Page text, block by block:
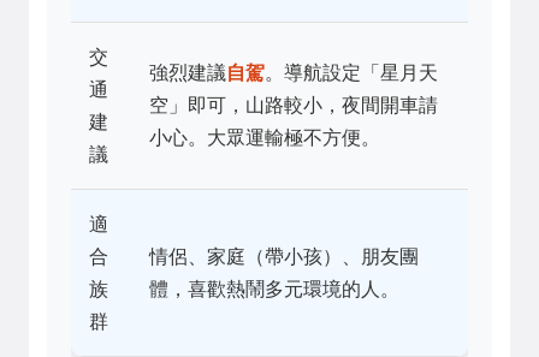
交
通
建
議
強烈建議自駕。導航設定「星月天
空」即可，山路較小，夜間開車請
小心。大眾運輸極不方便。
適
合
族
群
情侶、家庭（帶小孩）、朋友團
體，喜歡熱鬧多元環境的人。